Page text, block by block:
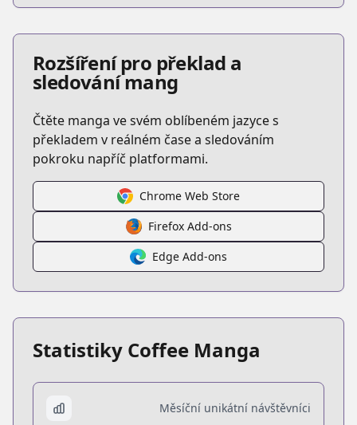
Rozšíření pro překlad a
sledování mang
Čtěte manga ve svém oblíbeném jazyce s
překladem v reálném čase a sledováním
pokroku napříč platformami.
Chrome Web Store
Firefox Add-ons
Edge Add-ons
Statistiky Coffee Manga
Měsíční unikátní návštěvníci